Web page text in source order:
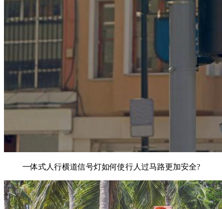
一体式人行横道信号灯如何使行人过马路更加安全?